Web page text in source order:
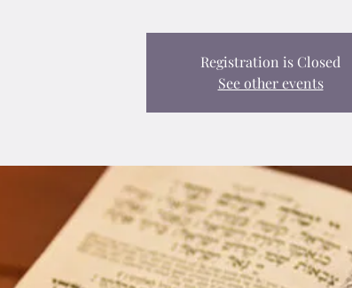
Registration is Closed
See other events